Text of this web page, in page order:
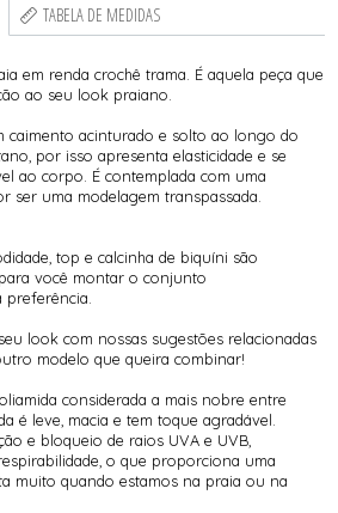
TABELA DE MEDIDAS
em renda crochê trama. É aquela peça que
ao seu look praiano.
caimento acinturado e solto ao longo do
por isso apresenta elasticidade e se
ao corpo. É contemplada com uma
ser uma modelagem transpassada.
top e calcinha de biquíni são
você montar o conjunto
look com nossas sugestões relacionadas
modelo que queira combinar!
considerada a mais nobre entre
é leve, macia e tem toque agradável.
e bloqueio de raios UVA e UVB,
o que proporciona uma
muito quando estamos na praia ou na